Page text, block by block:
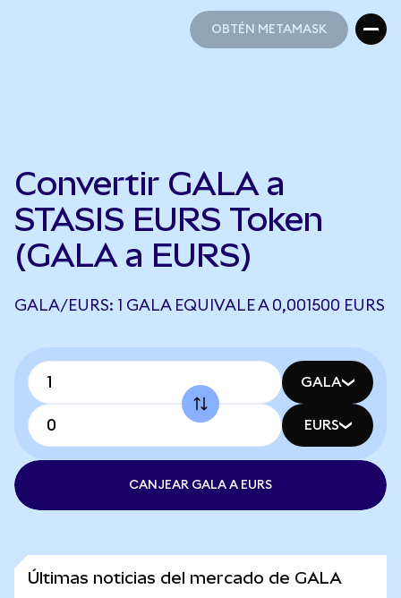
OBTÉN METAMASK
Convertir GALA a
STASIS EURS Token
(GALA a EURS)
GALA/EURS: 1 GALA EQUIVALE A 0,001500 EURS
GALA
EURS
CANJEAR GALA A EURS
Últimas noticias del mercado de GALA